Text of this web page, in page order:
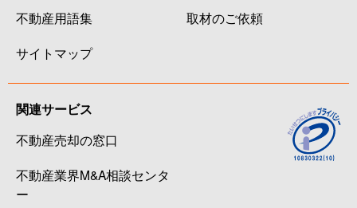
不動産用語集
サイトマップ
取材のご依頼
関連サービス
不動産売却の窓口
不動産業界M&A相談センタ
ー